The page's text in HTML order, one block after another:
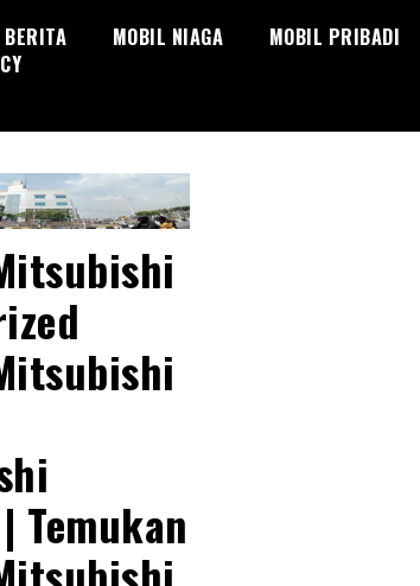
BERITA MOBIL NIAGA MOBIL PRIBADI
Temukan